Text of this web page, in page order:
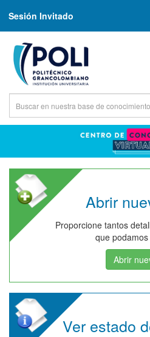
Sesión Invitado
Abrir
Proporcione tantos
que
Abrir
Ver estado